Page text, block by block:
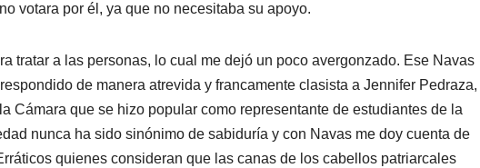
votara por él, ya que no necesitaba su apoyo.
tratar a las personas, lo cual me dejó un poco avergonzado. Ese Navas
de manera atrevida y francamente clasista a Jennifer Pedraza,
Cámara que se hizo popular como representante de estudiantes de la
nunca ha sido sinónimo de sabiduría y con Navas me doy cuenta de
quienes consideran que las canas de los cabellos patriarcales